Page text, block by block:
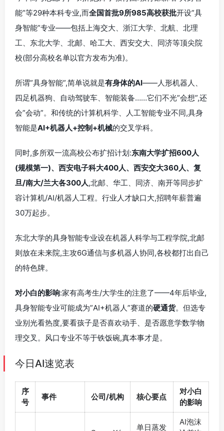
能”等29种本科专业,而全国首批9所985高校获批开设”具
身智能”专业——包括上海交大、浙江大学、北航、北理
工、东北大学、北邮、哈工大、西安交大、同济等顶尖院
校(部分高校名单以官方发布为准)。
所谓”具身智能”,简单说就是有身体的AI——人形机器人、
四足机器狗、自动驾驶车、智能装备……它们不光”会想”,还
会”会动”。和传统的计算机科学、人工智能专业不同,具身
智能是AI+机器人+控制+机械的交叉学科。
同时,多所双一流高校公布扩招计划:东南大学扩招600人
(规模第一)、西安电子科大400人、西安交大360人、复
旦/南大/兰大各300人,北邮、华工、同济、南开等同步扩
容计算机/AI/机器人工程。行业人才缺口大,招聘年薪普遍
30万起步。
东北大学的具身智能专业设在机器人科学与工程学院,北邮
则放在未来院,主攻6G通信与多机器人协同,各校都打出自己
的特色牌。
对小白的影响:家有高考生/大学生的注意了——4年后毕业,
具身智能专业可能成为”AI+机器人”赛道的硬通货。但选专
业别光看热度,要看孩子是否喜欢动手、是否愿意学数学物
理交叉。风口专业不等于铁饭碗,真本事才是。
今日AI速览表
序
号
事件 公司/机构 核心要点
对小白
的影响
单日蒸发
AI泡沫